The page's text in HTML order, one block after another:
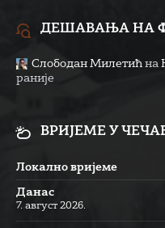
ДЕШАВАЊА НА
Слободан Милетић на
раније
ВРИЈЕМЕ У
Локално вријеме
Данас
7. август 2026.